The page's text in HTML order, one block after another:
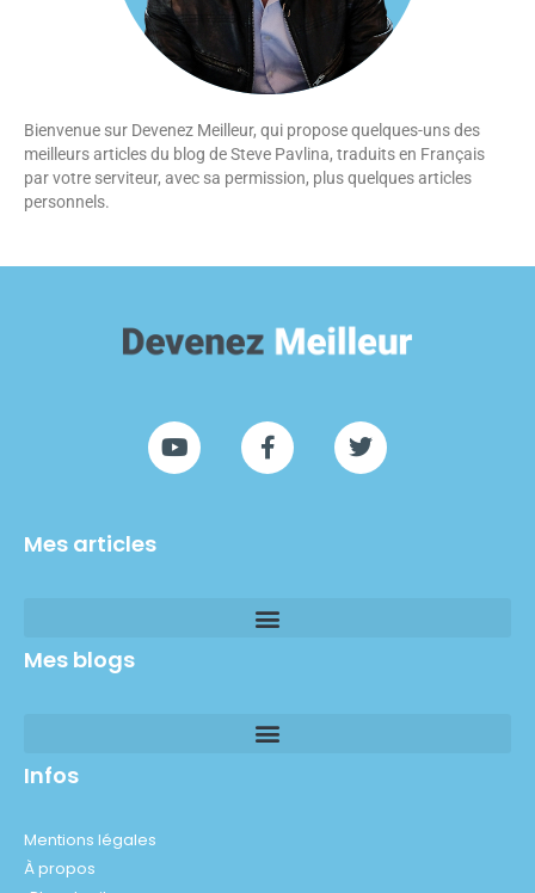
Bienvenue sur Devenez Meilleur, qui propose quelques-uns des
meilleurs articles du blog de Steve Pavlina, traduits en Français
par votre serviteur, avec sa permission, plus quelques articles
personnels.
Mes articles
Mes blogs
Infos
Mentions légales
À propos